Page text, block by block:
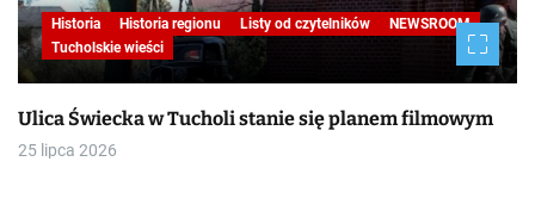
Historia Historia regionu Listy od czytelników
NEWSROOM
Tucholskie wieści
Ulica Świecka w Tucholi stanie się planem filmowym
25 lipca 2026